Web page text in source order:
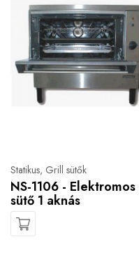
Statikus, Grill sütők
NS-1106 - Elektromos
sütő 1 aknás